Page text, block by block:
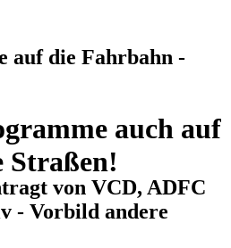
auf die Fahrbahn -
auch auf
Straßen!
von VCD, ADFC
- Vorbild andere